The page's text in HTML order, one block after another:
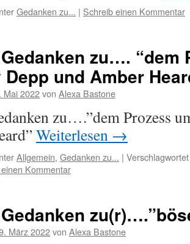
Gedanken zu... | Schreib einen Kommentar
zu…. “dem
und Amber
Mai 2022von Alexa Bastone
zu….”dem Prozess
Weiterlesen →
Allgemein, Gedanken zu... |
Kommentar
März 2022von Alexa Bastone